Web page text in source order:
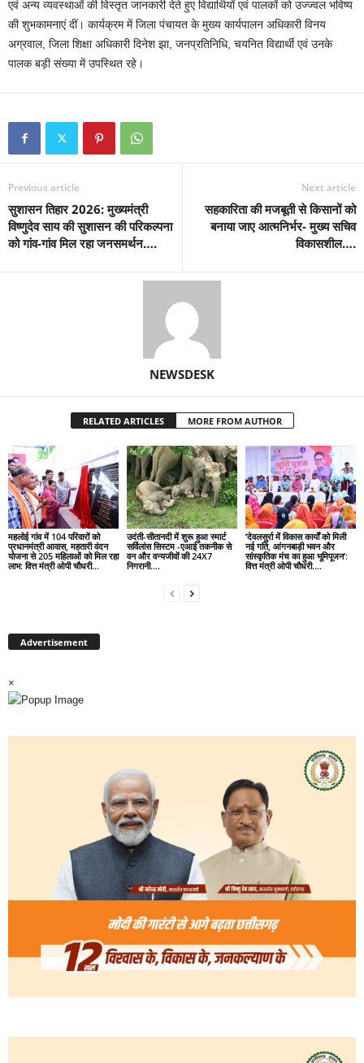
एवं अन्य व्यवस्थाओं की विस्तृत जानकारी देते हुए विद्यार्थियों एवं पालकों को उज्ज्वल भविष्य
की शुभकामनाएं दीं। कार्यक्रम में जिला पंचायत के मुख्य कार्यपालन अधिकारी विनय
अग्रवाल, जिला शिक्षा अधिकारी दिनेश झा, जनप्रतिनिधि, चयनित विद्यार्थी एवं उनके
पालक बड़ी संख्या में उपस्थित रहे।
Previous article
सुशासन तिहार 2026: मुख्यमंत्री
विष्णुदेव साय की सुशासन की परिकल्पना
को गांव-गांव मिल रहा जनसमर्थन….
Next article
सहकारिता की मजबूती से किसानों को
बनाया जाए आत्मनिर्भर- मुख्य सचिव
विकासशील….
NEWSDESK
RELATED ARTICLES MORE FROM AUTHOR
महलोई गांव में 104 परिवारों को
प्रधानमंत्री आवास, महतारी वंदन
योजना से 205 महिलाओं को मिल रहा
लाभ: वित्त मंत्री ओपी चौधरी…
उदंती-सीतानदी में शुरू हुआ स्मार्ट
सर्विलांस सिस्टम -एआई तकनीक से
वन और वन्यजीवों की 24X7
निगरानी….
’देवलसुर्रा में विकास कार्यों को मिली
नई गति, आंगनबाड़ी भवन और
सांस्कृतिक मंच का हुआ भूमिपूजन’:
वित्त मंत्री ओपी चौधरी….
Advertisement
×